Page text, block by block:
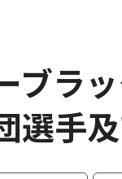
ブラ
選手